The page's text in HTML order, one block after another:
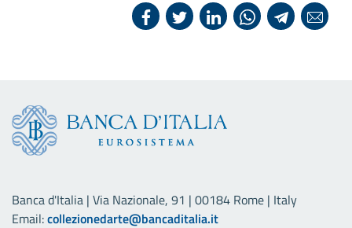
Banca d'Italia | Via Nazionale, 91 | 00184 Rome | Italy
Email:collezionedarte@bancaditalia.it